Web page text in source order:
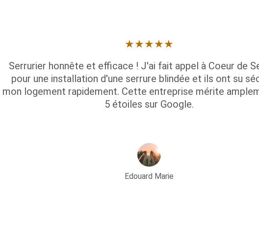
Serrurier honnête et efficace ! J'ai fait appel à Coeur de
pour une installation d'une serrure blindée et ils ont su
mon logement rapidement. Cette entreprise mérite
5 étoiles sur Google.
Edouard Marie
★★★★★